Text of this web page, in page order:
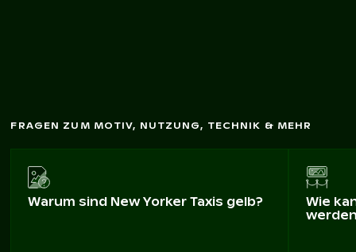
FRAGEN ZUM MOTIV, NUTZUNG, TECHNIK & MEHR
Warum sind New Yorker Taxis gelb?
Wie